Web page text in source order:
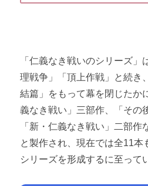
「仁義なき戦いのシリーズ
理戦争」「頂上作戦」と続き
結篇」をもって幕を閉じたか
義なき戦い」三部作、「その
「新・仁義なき戦い」二部作
と製作され、現在では全11本
シリーズを形成するに至って